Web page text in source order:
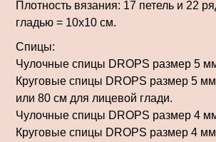
Плотность вязания: 17 петель и 22
гладью = 10х10 см.
Спицы:
Чулочные спицы DROPS размер 5
Круговые спицы DROPS размер 5
или 80 см для лицевой глади.
Чулочные спицы DROPS размер 4
Круговые спицы DROPS размер 4